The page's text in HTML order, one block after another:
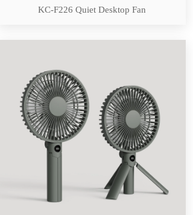
KC-F226 Quiet Desktop Fan